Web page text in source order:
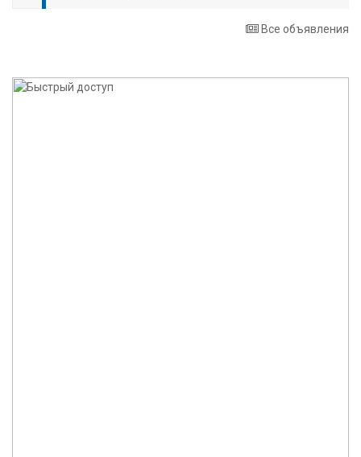
Все объявления